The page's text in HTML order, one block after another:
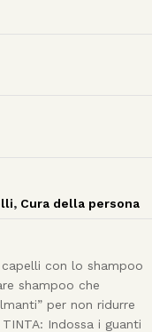
, Cura della persona
con lo shampoo
shampoo che
per non ridurre
Indossa i guanti